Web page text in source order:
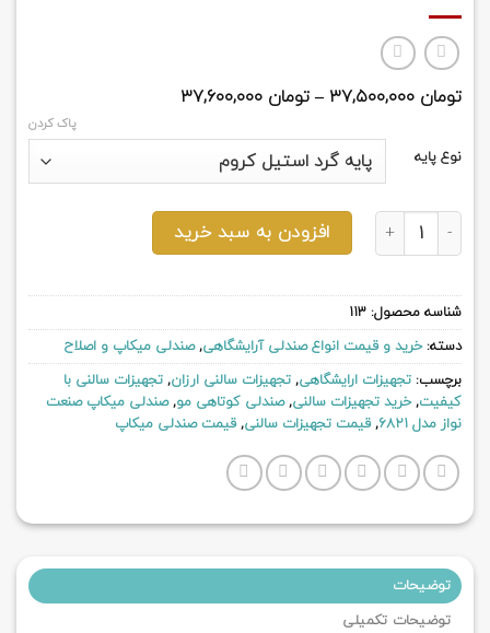
تومان –تومان
نوع پایه
پاک کردن
صندلی میکاپ صنعت نواز مدل 6821 عددافزودن به سبد خرید
شناسه محصول: 113
دسته:خرید و قیمت انواع صندلی آرایشگاهی,صندلی میکاپ و اصلاح
برچسب: تجهیزات ارایشگاهی, تجهیزات سالنی ارزان, تجهیزات سالنی با
کیفیت,خرید تجهیزات سالنی,صندلی کوتاهی مو,صندلی میکاپ صنعت
نواز مدل 6821
,قیمت تجهیزات سالنی,قیمت صندلی میکاپ
توضیحات
توضیحات تکمیلی